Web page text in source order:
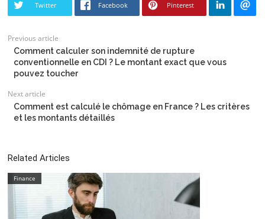
Twitter Facebook Pinterest
Previous article
Comment calculer son indemnité de rupture
conventionnelle en CDI ? Le montant exact que vous
pouvez toucher
Next article
Comment est calculé le chômage en France ? Les critères
et les montants détaillés
Related Articles
Finance